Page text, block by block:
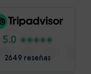
5.0
2649 reseñas